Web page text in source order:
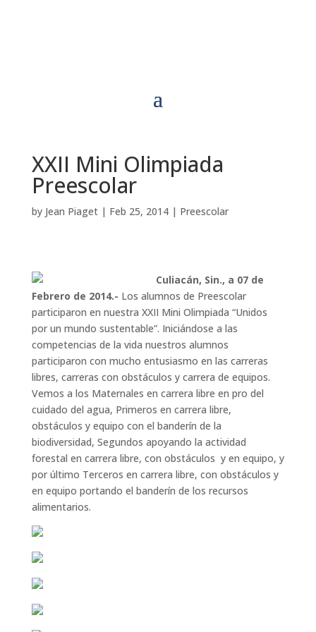
XXII Mini Olimpiada
Preescolar
by Jean Piaget| Feb 25, 2014| Preescolar
Culiacán, Sin., a 07 de
Febrero de 2014.- Los alumnos de Preescolar
participaron en nuestra XXII Mini Olimpiada “Unidos
por un mundo sustentable”. Iniciándose a las
competencias de la vida nuestros alumnos
participaron con mucho entusiasmo en las carreras
libres, carreras con obstáculos y carrera de equipos.
Vemos a los Maternales en carrera libre en pro del
cuidado del agua, Primeros en carrera libre,
obstáculos y equipo con el banderín de la
biodiversidad, Segundos apoyando la actividad
forestal en carrera libre, con obstáculos y en equipo, y
por último Terceros en carrera libre, con obstáculos y
en equipo portando el banderín de los recursos
alimentarios.